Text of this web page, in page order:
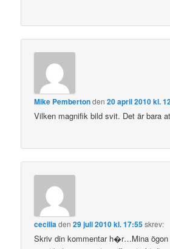
Mike Pembertonden20 april 2010 kl.
Vilken magnifik bild svit. Det är bara
ceciliaden29 juli 2010 kl. 17:55skrev:
Skriv din kommentar h�r…Mina ögon